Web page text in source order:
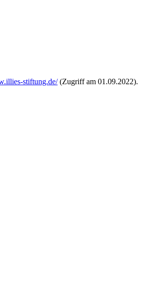
stiftung.de/(Zugriff am 01.09.2022).